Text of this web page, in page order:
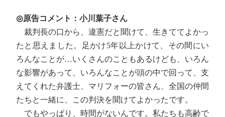
◎原告コメント：小川葉子さん
裁判長の口から、違憲だと聞けて、生きててよかっ
たと思えました。足かけ5年以上かけて、その間にい
ろんなことが…いくさんのこともあるけども、いろん
な影響があって、いろんなことが頭の中で回って、支
えてくれた弁護士、マリフォーの皆さん、全国の仲間
たちと一緒に、この判決を聞けてよかったです。
でもやっぱり、時間がないんです。私たちも高齢で